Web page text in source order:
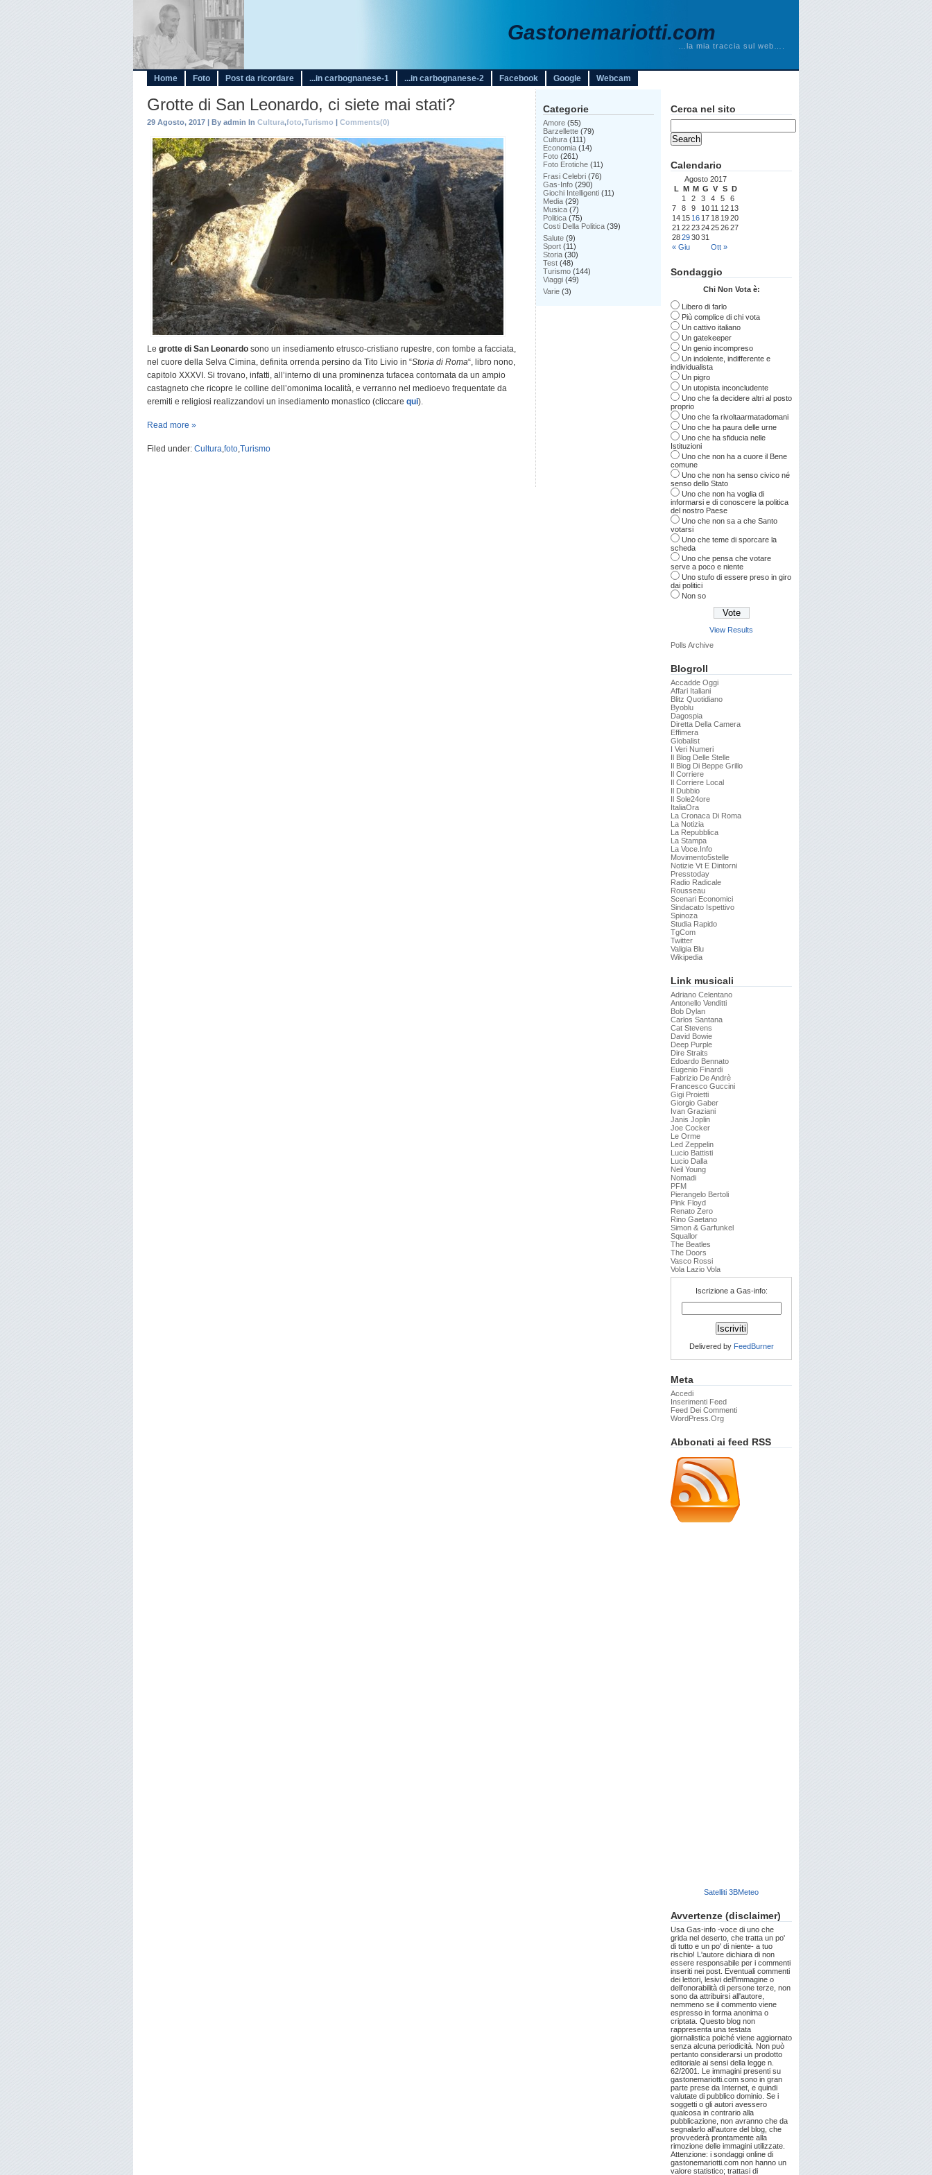
Gastonemariotti.com
…la mia traccia sul web….
Home Foto Post da ricordare ...in carbognanese-1 ...in carbognanese-2 Facebook Google Webcam
Grotte di San Leonardo, ci siete mai stati?
29 Agosto, 2017 | By admin In Cultura,foto,Turismo | Comments(0)
Le grotte di San Leonardo sono un insediamento etrusco-cristiano rupestre, con tombe a facciata,
nel cuore della Selva Cimina, definita orrenda persino da Tito Livio in “Storia di Roma“, libro nono,
capitolo XXXVI. Si trovano, infatti, all’interno di una prominenza tufacea contornata da un ampio
castagneto che ricopre le colline dell’omonima località, e verranno nel medioevo frequentate da
eremiti e religiosi realizzandovi un insediamento monastico (cliccare qui).
Read more »
Filed under: Cultura,foto,Turismo
Categorie
Amore (55)
Barzellette (79)
Cultura (111)
Economia (14)
Foto (261)
Foto Erotiche (11)
Frasi Celebri (76)
Gas-Info (290)
Giochi Intelligenti (11)
Media (29)
Musica (7)
Politica (75)
Costi Della Politica (39)
Salute (9)
Sport (11)
Storia (30)
Test (48)
Turismo (144)
Viaggi (49)
Varie (3)
Cerca nel sito
Calendario
Agosto 2017
L M M G V S D
« Giu Ott »
1 2 3 4 5
6
7
8 9 10 11 12 13
14 15 16 17 18 1920
21 222324252627
28293031
Sondaggio
Chi Non Vota è:
Libero di farlo
Più complice di chi vota
Un cattivo italiano
Un gatekeeper
Un genio incompreso
Un indolente, indifferente e
individualista
Un pigro
Un utopista inconcludente
Uno che fa decidere altri al posto
proprio
Uno che fa rivoltaarmatadomani
Uno che ha paura delle urne
Uno che ha sfiducia nelle
Istituzioni
Uno che non ha a cuore il Bene
comune
Uno che non ha senso civico né
senso dello Stato
Uno che non ha voglia di
informarsi e di conoscere la politica
del nostro Paese
Uno che non sa a che Santo
votarsi
Uno che teme di sporcare la
scheda
Uno che pensa che votare
serve a poco e niente
Uno stufo di essere preso in giro
dai politici
Non so
View Results
Polls Archive
Blogroll
Accadde Oggi
Affari Italiani
Blitz Quotidiano
Byoblu
Dagospia
Diretta Della Camera
Effimera
Globalist
I Veri Numeri
Il Blog Delle Stelle
Il Blog Di Beppe Grillo
Il Corriere
Il Corriere Local
Il Dubbio
Il Sole24ore
ItaliaOra
La Cronaca Di Roma
La Notizia
La Repubblica
La Stampa
La Voce.info
Movimento5stelle
Notizie Vt E Dintorni
Presstoday
Radio Radicale
Rousseau
Scenari Economici
Sindacato Ispettivo
Spinoza
Studia Rapido
TgCom
Twitter
Valigia Blu
Wikipedia
Link musicali
Adriano Celentano
Antonello Venditti
Bob Dylan
Carlos Santana
Cat Stevens
David Bowie
Deep Purple
Dire Straits
Edoardo Bennato
Eugenio Finardi
Fabrizio De Andrè
Francesco Guccini
Gigi Proietti
Giorgio Gaber
Ivan Graziani
Janis Joplin
Joe Cocker
Le Orme
Led Zeppelin
Lucio Battisti
Lucio Dalla
Neil Young
Nomadi
PFM
Pierangelo Bertoli
Pink Floyd
Renato Zero
Rino Gaetano
Simon & Garfunkel
Squallor
The Beatles
The Doors
Vasco Rossi
Vola Lazio Vola
Iscrizione a Gas-info:
Delivered by FeedBurner
Meta
Accedi
Inserimenti Feed
Feed Dei Commenti
WordPress.org
Abbonati ai feed RSS
Satelliti 3BMeteo
Avvertenze (disclaimer)
Usa Gas-info -voce di uno che
grida nel deserto, che tratta un po'
di tutto e un po' di niente- a tuo
rischio! L'autore dichiara di non
essere responsabile per i commenti
inseriti nei post. Eventuali commenti
dei lettori, lesivi dell'immagine o
dell'onorabilità di persone terze, non
sono da attribuirsi all'autore,
nemmeno se il commento viene
espresso in forma anonima o
criptata. Questo blog non
rappresenta una testata
giornalistica poiché viene aggiornato
senza alcuna periodicità. Non può
pertanto considerarsi un prodotto
editoriale ai sensi della legge n.
62/2001. Le immagini presenti su
gastonemariotti.com sono in gran
parte prese da Internet, e quindi
valutate di pubblico dominio. Se i
soggetti o gli autori avessero
qualcosa in contrario alla
pubblicazione, non avranno che da
segnalarlo all'autore del blog, che
provvederà prontamente alla
rimozione delle immagini utilizzate.
Attenzione: i sondaggi online di
gastonemariotti.com non hanno un
valore statistico; trattasi di